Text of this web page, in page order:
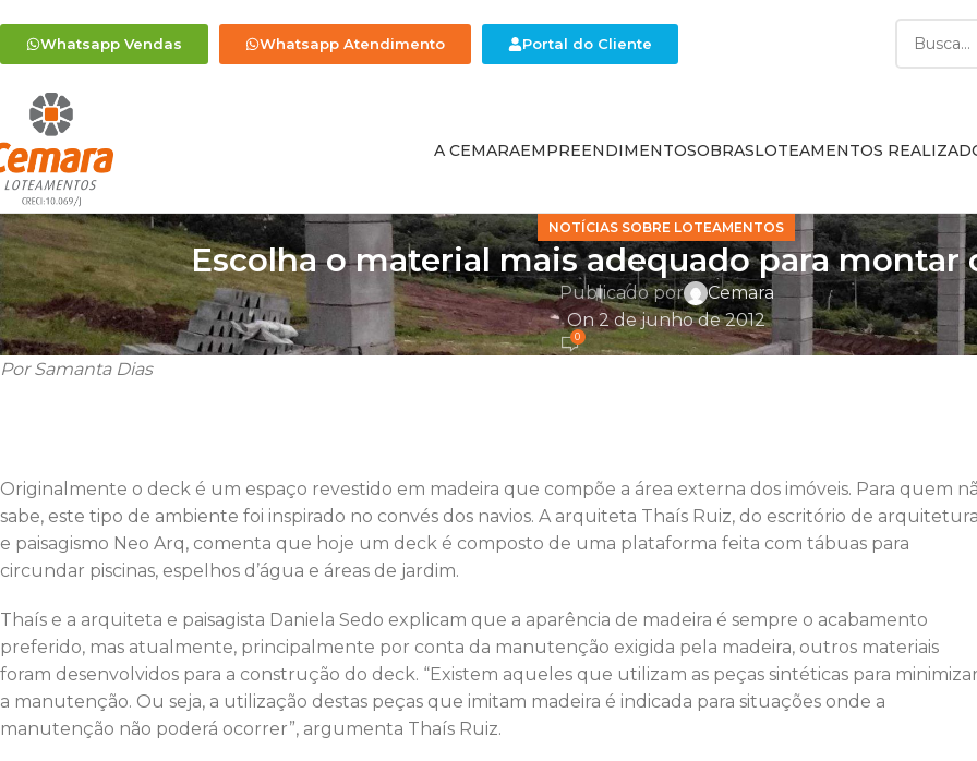
Whatsapp Vendas Whatsapp Atendimento Portal do Cliente
A CEMARAEMPREENDIMENTOSOBRASLOTEAMENTOS
NOTÍCIAS SOBRE LOTEAMENTOS
Escolha o material mais adequado para montar
Publicado por
Cemara
On 2 de junho de 2012
0
Por Samanta Dias
Originalmente o deck é um espaço revestido em madeira que compõe a área externa dos imóveis. Para quem
sabe, este tipo de ambiente foi inspirado no convés dos navios. A arquiteta Thaís Ruiz, do escritório de arquitetura
e paisagismo Neo Arq, comenta que hoje um deck é composto de uma plataforma feita com tábuas para
circundar piscinas, espelhos d’água e áreas de jardim.
Thaís e a arquiteta e paisagista Daniela Sedo explicam que a aparência de madeira é sempre o acabamento
preferido, mas atualmente, principalmente por conta da manutenção exigida pela madeira, outros materiais
foram desenvolvidos para a construção do deck. “Existem aqueles que utilizam as peças sintéticas para minimizar
a manutenção. Ou seja, a utilização destas peças que imitam madeira é indicada para situações onde a
manutenção não poderá ocorrer”, argumenta Thaís Ruiz.